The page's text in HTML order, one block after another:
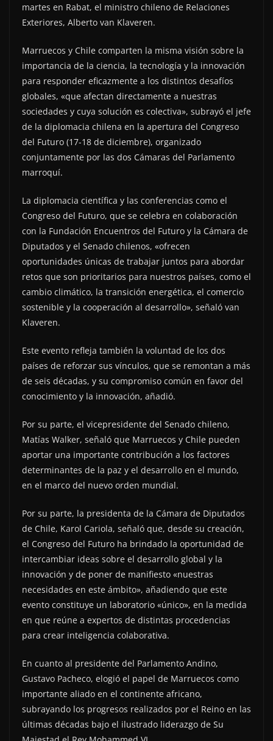
martes en Rabat, el ministro chileno de Relaciones
Exteriores, Alberto van Klaveren.
Marruecos y Chile comparten la misma visión sobre la
importancia de la ciencia, la tecnología y la innovación
para responder eficazmente a los distintos desafíos
globales, «que afectan directamente a nuestras
sociedades y cuya solución es colectiva», subrayó el jefe
de la diplomacia chilena en la apertura del Congreso
del Futuro (17-18 de diciembre), organizado
conjuntamente por las dos Cámaras del Parlamento
marroquí.
La diplomacia científica y las conferencias como el
Congreso del Futuro, que se celebra en colaboración
con la Fundación Encuentros del Futuro y la Cámara de
Diputados y el Senado chilenos, «ofrecen
oportunidades únicas de trabajar juntos para abordar
retos que son prioritarios para nuestros países, como el
cambio climático, la transición energética, el comercio
sostenible y la cooperación al desarrollo», señaló van
Klaveren.
Este evento refleja también la voluntad de los dos
países de reforzar sus vínculos, que se remontan a más
de seis décadas, y su compromiso común en favor del
conocimiento y la innovación, añadió.
Por su parte, el vicepresidente del Senado chileno,
Matías Walker, señaló que Marruecos y Chile pueden
aportar una importante contribución a los factores
determinantes de la paz y el desarrollo en el mundo,
en el marco del nuevo orden mundial.
Por su parte, la presidenta de la Cámara de Diputados
de Chile, Karol Cariola, señaló que, desde su creación,
el Congreso del Futuro ha brindado la oportunidad de
intercambiar ideas sobre el desarrollo global y la
innovación y de poner de manifiesto «nuestras
necesidades en este ámbito», añadiendo que este
evento constituye un laboratorio «único», en la medida
en que reúne a expertos de distintas procedencias
para crear inteligencia colaborativa.
En cuanto al presidente del Parlamento Andino,
Gustavo Pacheco, elogió el papel de Marruecos como
importante aliado en el continente africano,
subrayando los progresos realizados por el Reino en las
últimas décadas bajo el ilustrado liderazgo de Su